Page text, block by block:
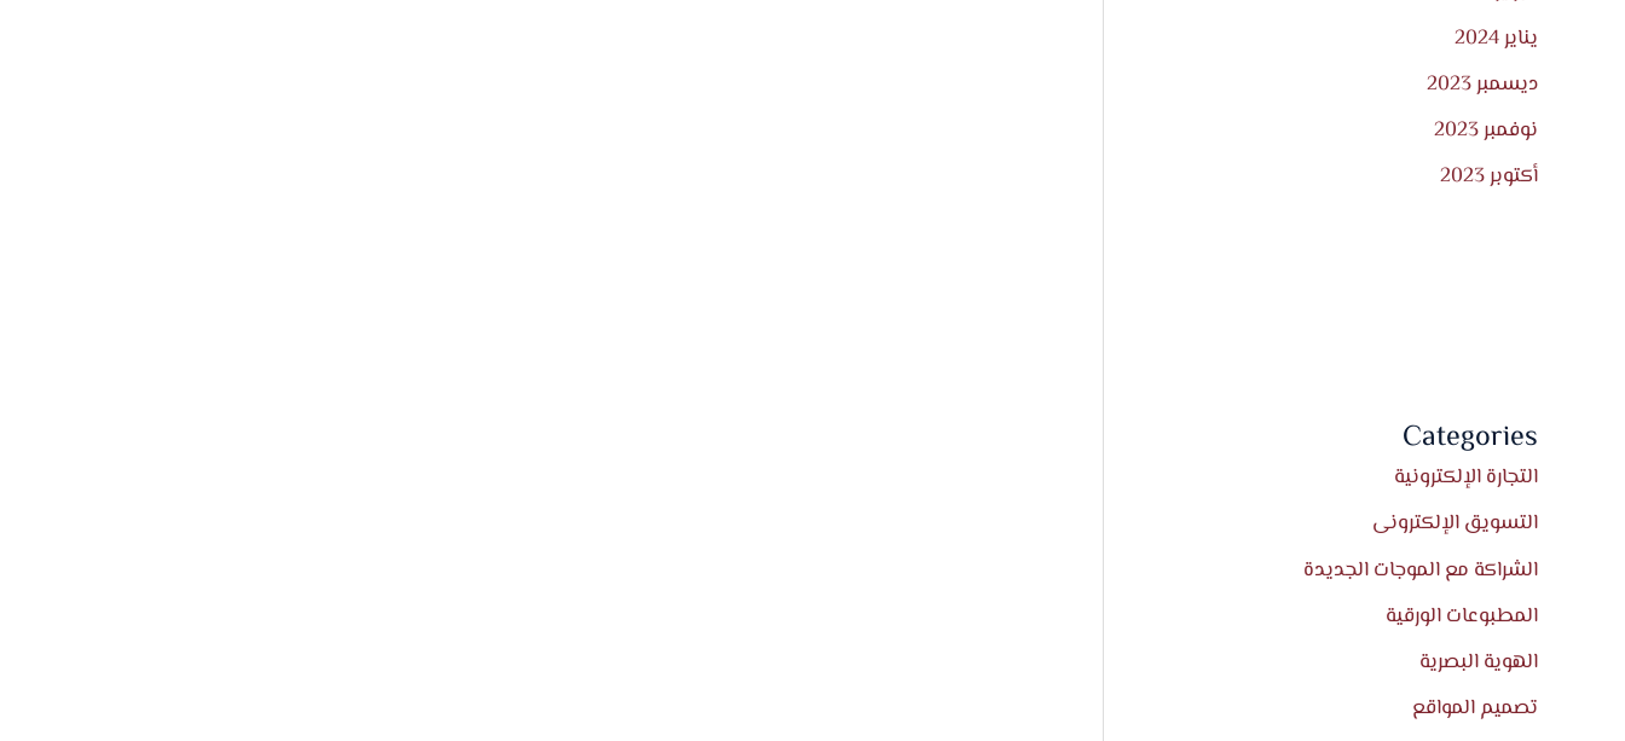
يناير 2024
ديسمبر 2023
نوفمبر 2023
أكتوبر 2023
Categories
التجارة الإلكترونية
التسويق الإلكترونى
الشراكة مع الموجات الجديدة
المطبوعات الورقية
الهوية البصرية
تصميم المواقع